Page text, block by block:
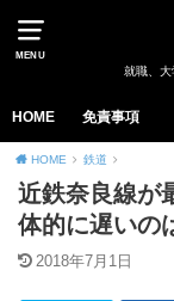
MENU
就職、大
HOME 免責事項
HOME 鉄道
近鉄奈良線が
体的に遅いの
2018年7月1日